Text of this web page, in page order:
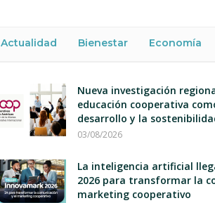
Actualidad Bienestar Economía
Nueva investigación
educación cooperativa
desarrollo y la
03/08/2026
La inteligencia artificial
2026 para transformar la
marketing cooperativo